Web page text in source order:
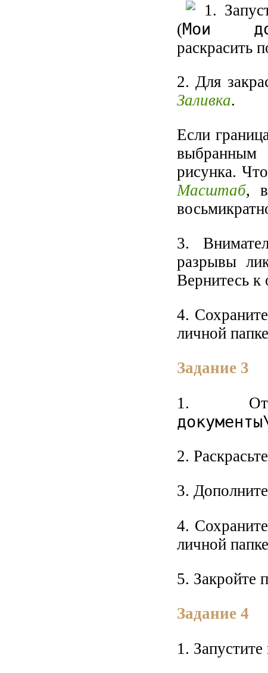
1.
(Мои
раскрасить
2. Для
Заливка.
Если
выбранным
рисунка.
Масштаб,
3.
разрывы
Вернитесь
4.
личной
Задание 3
1.
2.
3.
4.
личной
5. Закройте
Задание 4
1.